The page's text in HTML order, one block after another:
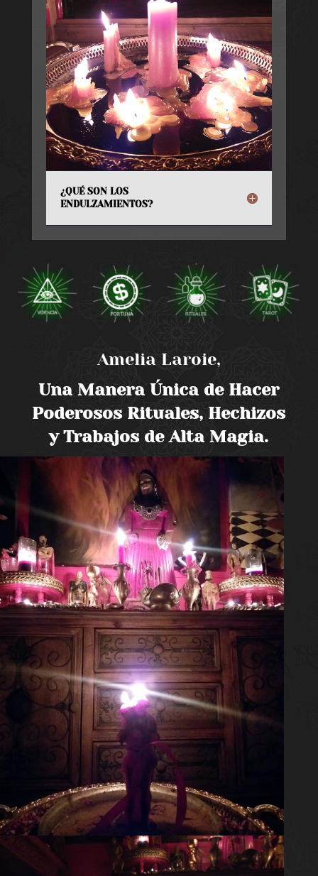
¿QUÉ SON LOS
ENDULZAMIENTOS?
Amelia Laroie,
Una Manera Única de Hacer
Poderosos Rituales, Hechizos
y Trabajos de Alta Magia.